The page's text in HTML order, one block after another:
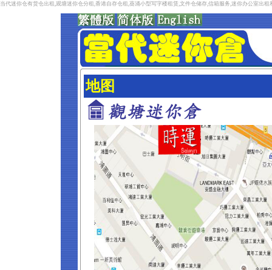
当代迷你仓有货仓出租,观塘迷你仓分租,香港自存仓租,葵涌小型写字楼租赁,文件仓储存,信箱服务,迷你办公室出租
地图